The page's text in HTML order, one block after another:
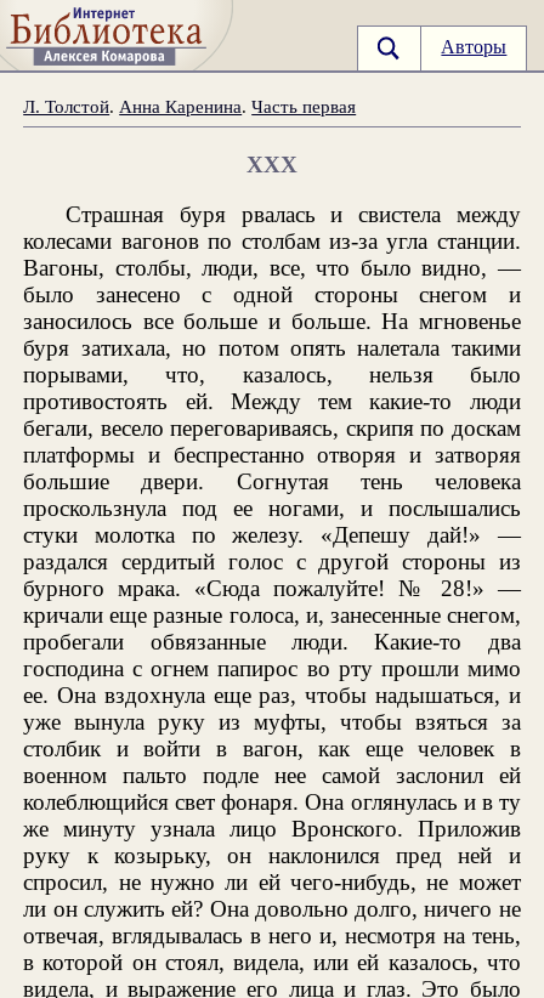
Авторы
Л. Толстой. Анна Каренина.Часть первая
XXX
Страшная буря рвалась и свистела между
колесами вагонов по столбам из-за угла станции.
Вагоны, столбы, люди, все, что было видно, —
было занесено с одной стороны снегом и
заносилось все больше и больше. На мгновенье
буря затихала, но потом опять налетала такими
порывами, что, казалось, нельзя было
противостоять ей. Между тем какие-то люди
бегали, весело переговариваясь, скрипя по доскам
платформы и беспрестанно отворяя и затворяя
большие двери. Согнутая тень человека
проскользнула под ее ногами, и послышались
стуки молотка по железу. «Депешу дай!» —
раздался сердитый голос с другой стороны из
бурного мрака. «Сюда пожалуйте! № 28!» —
кричали еще разные голоса, и, занесенные снегом,
пробегали обвязанные люди. Какие-то два
господина с огнем папирос во рту прошли мимо
ее. Она вздохнула еще раз, чтобы надышаться, и
уже вынула руку из муфты, чтобы взяться за
столбик и войти в вагон, как еще человек в
военном пальто подле нее самой заслонил ей
колеблющийся свет фонаря. Она оглянулась и в ту
же минуту узнала лицо Вронского. Приложив
руку к козырьку, он наклонился пред ней и
спросил, не нужно ли ей чего-нибудь, не может
ли он служить ей? Она довольно долго, ничего не
отвечая, вглядывалась в него и, несмотря на тень,
в которой он стоял, видела, или ей казалось, что
видела, и выражение его лица и глаз. Это было